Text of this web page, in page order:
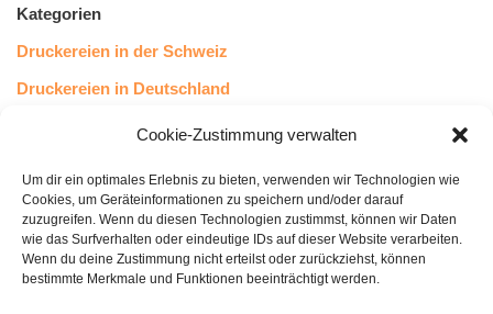
Cookie-Zustimmung verwalten
Um dir ein optimales Erlebnis zu bieten, verwenden wir Technologien wie
Cookies, um Geräteinformationen zu speichern und/oder darauf
zuzugreifen. Wenn du diesen Technologien zustimmst, können wir Daten
wie das Surfverhalten oder eindeutige IDs auf dieser Website verarbeiten.
Wenn du deine Zustimmung nicht erteilst oder zurückziehst, können
bestimmte Merkmale und Funktionen beeinträchtigt werden.
Kategorien
Druckereien in der Schweiz
Druckereien in Deutschland
Druckereien in Österreich
Kundenstimmen